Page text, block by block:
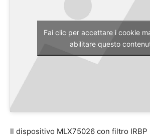
Fai clic per accettare i cookie
abilitare questo
Il dispositivo MLX75026 con filtro